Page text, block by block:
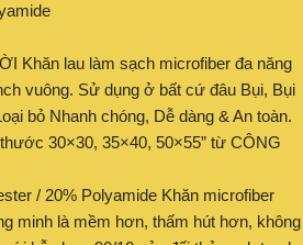
Khăn lau làm sạch microfiber đa năng
vuông. Sử dụng ở bất cứ đâu Bụi, Bụi
bỏ Nhanh chóng, Dễ dàng & An toàn.
30×30, 35×40, 50×55” từ CÔNG
/ 20% Polyamide Khăn microfiber
minh là mềm hơn, thấm hút hơn, không